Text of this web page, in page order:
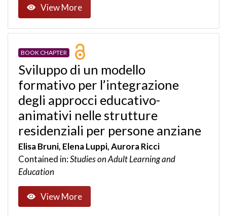
View More
BOOK CHAPTER
Sviluppo di un modello
formativo per l’integrazione
degli approcci educativo-
animativi nelle strutture
residenziali per persone anziane
Elisa Bruni, Elena Luppi, Aurora Ricci
Contained in:Studies on Adult Learning and
Education
View More